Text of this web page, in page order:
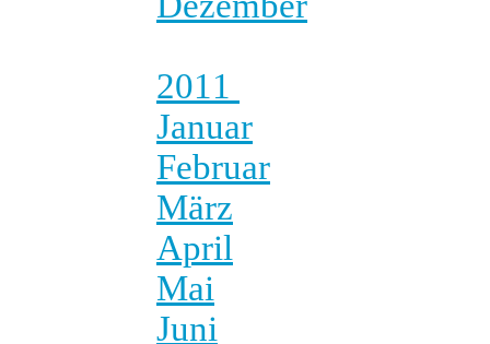
2011
Januar
Februar
März
April
Mai
Juni